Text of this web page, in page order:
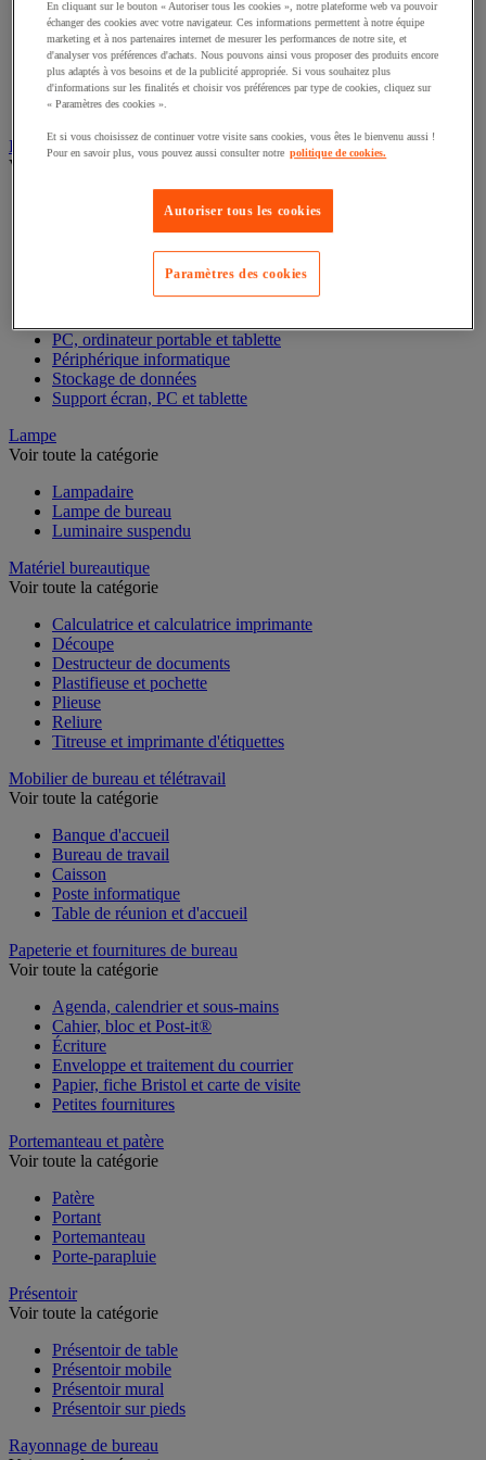
Boîte à monnaie
Compteuse-trieuse et détecteur de faux billets
Monnaie et compteuse-trieuse
Scanner de code-barre et accessoires
Terminal de paiement
Informatique et multimédia
Voir toute la catégorie
Accessoires PC, ordinateur portable et tablette
Bagagerie informatique
Imprimante, imprimante 3D et scanner
Matériel et câblage réseau
PC, ordinateur portable et tablette
Périphérique informatique
Stockage de données
Support écran, PC et tablette
Lampe
Voir toute la catégorie
Lampadaire
Lampe de bureau
Luminaire suspendu
Matériel bureautique
Voir toute la catégorie
Calculatrice et calculatrice imprimante
Découpe
Destructeur de documents
Plastifieuse et pochette
Plieuse
Reliure
Titreuse et imprimante d'étiquettes
Mobilier de bureau et télétravail
Voir toute la catégorie
Banque d'accueil
Bureau de travail
Caisson
Poste informatique
Table de réunion et d'accueil
Papeterie et fournitures de bureau
Voir toute la catégorie
Agenda, calendrier et sous-mains
Cahier, bloc et Post-it®
Écriture
Enveloppe et traitement du courrier
Papier, fiche Bristol et carte de visite
Petites fournitures
Portemanteau et patère
Voir toute la catégorie
Patère
Portant
Portemanteau
Porte-parapluie
Présentoir
Voir toute la catégorie
Présentoir de table
Présentoir mobile
Présentoir mural
Présentoir sur pieds
Rayonnage de bureau
En cliquant sur le bouton « Autoriser tous les cookies », notre plateforme web va pouvoir
échanger des cookies avec votre navigateur. Ces informations permettent à notre équipe
marketing et à nos partenaires internet de mesurer les performances de notre site, et
d'analyser vos préférences d'achats. Nous pouvons ainsi vous proposer des produits encore
plus adaptés à vos besoins et de la publicité appropriée. Si vous souhaitez plus
d'informations sur les finalités et choisir vos préférences par type de cookies, cliquez sur
« Paramètres des cookies ».
Et si vous choisissez de continuer votre visite sans cookies, vous êtes le bienvenu aussi !
Pour en savoir plus, vous pouvez aussi consulter notre politique de cookies.
Autoriser tous les cookies
Paramètres des cookies